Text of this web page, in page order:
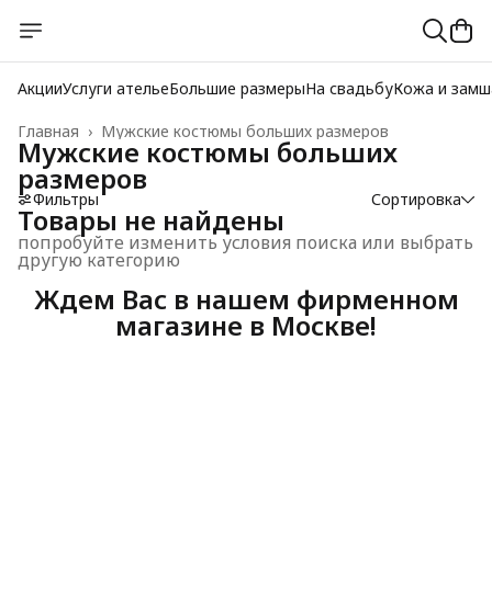
АкцииУслуги ательеБольшие размерыНа свадьбуКожа и
Мужские костюмы больших размеров
Главная ›
Мужские костюмы больших
размеров
Фильтры Сортировка
Товары не найдены
попробуйте изменить условия поиска или выбрать
другую категорию
Ждем Вас в нашем фирменном
магазине в Москве!